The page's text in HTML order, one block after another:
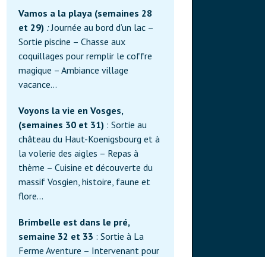
Vamos a la playa (semaines 28
et 29) :Journée au bord d’un lac –
Sortie piscine – Chasse aux
coquillages pour remplir le coffre
magique – Ambiance village
vacance…
Voyons la vie en Vosges,
(semaines 30 et 31) : Sortie au
château du Haut-Koenigsbourg et à
la volerie des aigles – Repas à
thème – Cuisine et découverte du
massif Vosgien, histoire, faune et
flore…
Brimbelle est dans le pré,
semaine 32 et 33 : Sortie à La
Ferme Aventure – Intervenant pour